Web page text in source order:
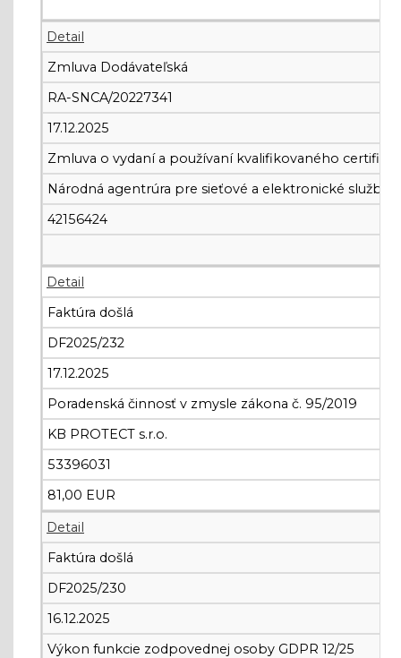
Detail
Zmluva Dodávateľská
RA-SNCA/20227341
17.12.2025
Zmluva o vydaní a používaní kvalifikovaného
Národná agentrúra pre sieťové a elektronické služby
42156424
Detail
Faktúra došlá
DF2025/232
17.12.2025
Poradenská činnosť v zmysle zákona č. 95/2019
KB PROTECT s.r.o.
53396031
81,00 EUR
Detail
Faktúra došlá
DF2025/230
16.12.2025
Výkon funkcie zodpovednej osoby GDPR 12/25